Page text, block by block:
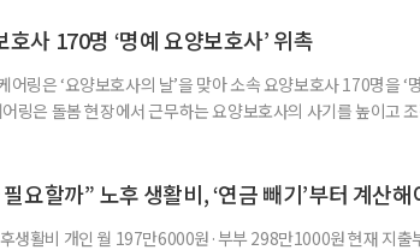
워크북이 활용된다. 문제는 기억력과 주의집중력, 언어능력, 시
사 170명 ‘명예 요양보호사’ 위촉
어링은 ‘요양보호사의 날’을 맞아 소속 요양보호사 170명을 ‘
링은 돌봄 현장에서 근무하는 요양보호사의 사기를 높이고
호사들에게 위촉장과 감사 편지를 전달했다. 우수 요양보호
요할까” 노후 생활비, ‘연금 빼기’부터 계산해
생활비 개인 월 197만6000원·부부 298만1000원 현재 지출